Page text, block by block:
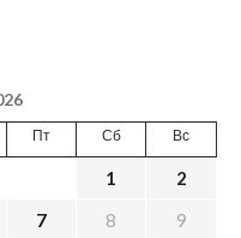
Пт Сб Вс
1
2
7 8
9